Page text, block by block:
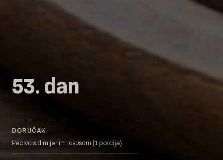
53. dan
DORUČAK
Pecivo s dimljenim lososom (1 porcija)